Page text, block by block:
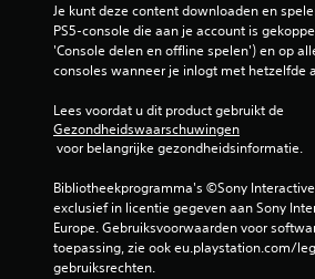
e
b
e
d
i
e
n
i
n
g
s
e
l
Je kunt deze content downloaden en
PS5-console die aan je account is
'Console delen en offline spelen') en op
consoles wanneer je inlogt met hetzelfde
Lees voordat u dit product gebruikt de
Gezondheidswaarschuwingen
voor belangrijke gezondheidsinformatie.
Bibliotheekprogramma's ©Sony
exclusief in licentie gegeven aan Sony
Europe. Gebruiksvoorwaarden voor
toepassing, zie ook eu.playstation.com/
gebruiksrechten.